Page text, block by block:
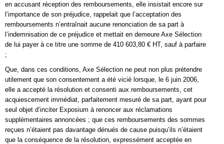
en accusant réception des remboursements, elle insistait encore sur
l’importance de son préjudice, rappelait que l’acceptation des
remboursements n’entraînait aucune renonciation de sa part à
l’indemnisation de ce préjudice et mettait en demeure Axe Sélection
de lui payer à ce titre une somme de 410 603,80 € HT, sauf à parfaire
;
Que, dans ces conditions, Axe Sélection ne peut non plus prétendre
utilement que son consentement a été vicié lorsque, le 6 juin 2006,
elle a accepté la résolution et consenti aux remboursements, cet
acquiescement immédiat, parfaitement mesuré de sa part, ayant pour
seul objet d’inciter Exposium à renoncer aux réclamations
supplémentaires annoncées ; que ces remboursements des sommes
reçues n’étaient pas davantage dénués de cause puisqu’ils n’étaient
que la conséquence de la résolution, expressément acceptée en